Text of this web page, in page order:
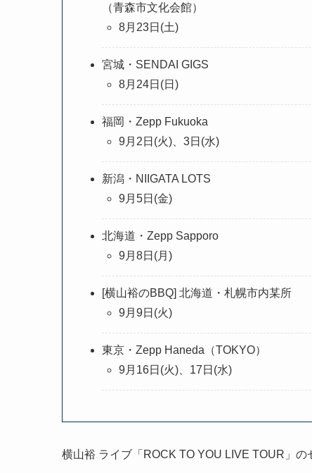
（青森市文化会館）
8月23日(土)
宮城・SENDAI GIGS
8月24日(日)
福岡・Zepp Fukuoka
9月2日(火)、3日(水)
新潟・NIIGATA LOTS
9月5日(金)
北海道・Zepp Sapporo
9月8日(月)
[横山裕のBBQ] 北海道・札幌市内某所
9月9日(火)
東京・Zepp Haneda（TOKYO）
9月16日(火)、17日(水)
横山裕 ライブ「ROCK TO YOU LIVE TOUR」の